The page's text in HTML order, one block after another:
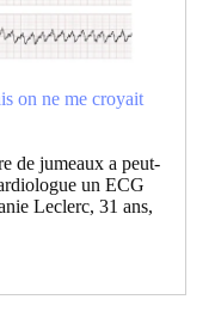
on ne me croyait
de jumeaux a peut-
un ECG
Leclerc, 31 ans,